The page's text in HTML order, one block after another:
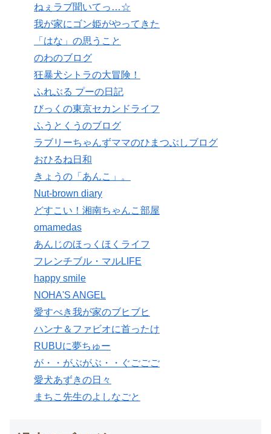
ねぇラブ聞いてっ…☆
我が家にゴン姫がやってきた
「はな」の思うこと
のわのブログ
狂暴犬シトラの大冒険！
ふれぶる プーの日記
びっくの東京セカンドライフ
ふうとくうのブログ
ラブリーちゃんずママのひまつぶしブログ
おひるね日和
きょうの「あんこ」。
Nut-brown diary
どすこい！湘南ちゃんこ部屋
omamedas
あんじのほっくほくライフ
フレンチブル・マルLIFE
happy smile
NOHA'S ANGEL
愛すべき我が家のブヒブヒ
ハンナ＆ファビオに首ったけ
RUBUに夢ちゅー
が・・がぶがぶ・・ぐごごご
愛犬あずきの日々
まちこ先生のよしなごと